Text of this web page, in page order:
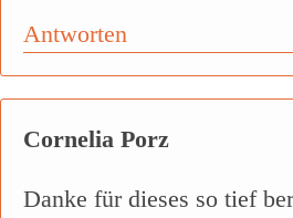
Antworten
Cornelia Porz
Danke für dieses so tief